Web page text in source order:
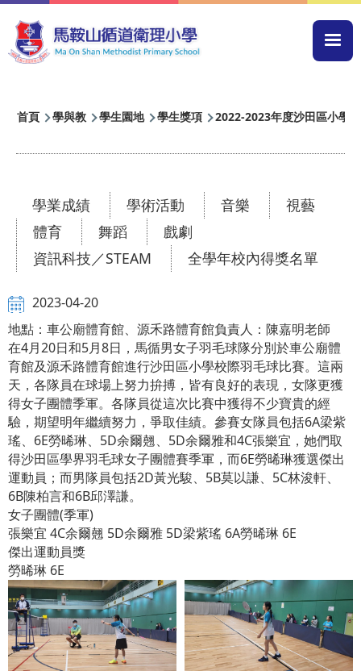
移至主內容
導
連
首頁 學與教 學生園地 學生獎項 2022-2023年度沙田區小學
學業成績 學術活動 音樂
視藝
體育
舞蹈
戲劇
資訊科技／STEAM
全學年校內得獎名單
2023-04-20
地點：車公廟體育館、源禾路體育館負責人：陳嘉明老師
在4月20日和5月8日，馬循男女子羽毛球隊分別於車公廟體
育館及源禾路體育館進行沙田區小學校際羽毛球比賽。這兩
天，各隊員在球場上努力拚搏，皆有良好的表現，女隊更獲
得女子團體季軍。各隊員從這次比賽中獲得不少寶貴的經
驗，期望明年繼續努力，爭取佳績。參賽女隊員包括6A梁紫
瑤、6E勞晞琳、5D余爾翹、5D余爾雅和4C張樂宜，她們取
得沙田區學界羽毛球女子團體賽季軍，而6E勞晞琳獲選傑出
運動員；而男隊員包括2D黃光駿、5B莫以謙、5C林浚軒、
6B陳柏言和6B邱澤謙。
女子團體(季軍)
張樂宜 4C余爾翹 5D余爾雅 5D梁紫瑤 6A勞晞琳 6E
傑出運動員獎
勞晞琳 6E